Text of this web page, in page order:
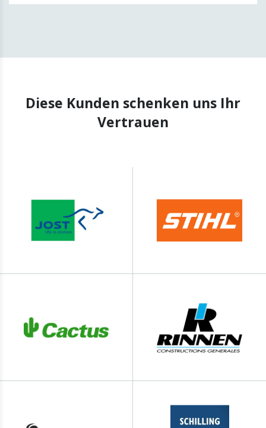
Diese Kunden schenken uns Ihr
Vertrauen